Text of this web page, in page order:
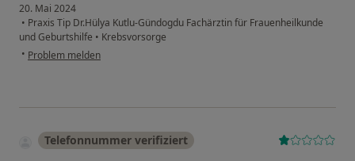
20. Mai 2024
• Praxis Tip Dr.Hülya Kutlu-Gündogdu Fachärztin für Frauenheilkunde
und Geburtshilfe • Krebsvorsorge
• Problem melden
Telefonnummer verifiziert